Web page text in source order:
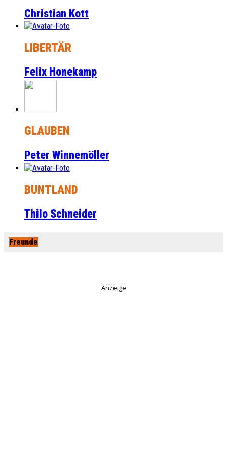
Christian Kott
LIBERTÄR
Felix Honekamp
GLAUBEN
Peter Winnemöller
BUNTLAND
Thilo Schneider
Freunde
Anzeige